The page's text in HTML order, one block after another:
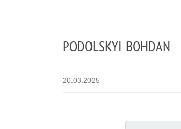
PODOLSKYI BOHDAN
20.03.2025